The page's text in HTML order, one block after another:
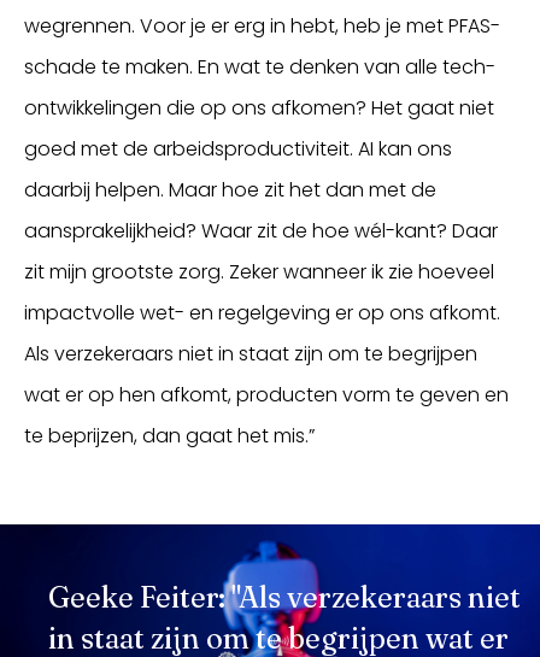
wegrennen. Voor je er erg in hebt, heb je met PFAS-
schade te maken. En wat te denken van alle tech-
ontwikkelingen die op ons afkomen? Het gaat niet
goed met de arbeidsproductiviteit. AI kan ons
daarbij helpen. Maar hoe zit het dan met de
aansprakelijkheid? Waar zit de hoe wél-kant? Daar
zit mijn grootste zorg. Zeker wanneer ik zie hoeveel
impactvolle wet- en regelgeving er op ons afkomt.
Als verzekeraars niet in staat zijn om te begrijpen
wat er op hen afkomt, producten vorm te geven en
te beprijzen, dan gaat het mis.”
Geeke Feiter: "Als verzekeraars niet
in staat zijn om te begrijpen wat er